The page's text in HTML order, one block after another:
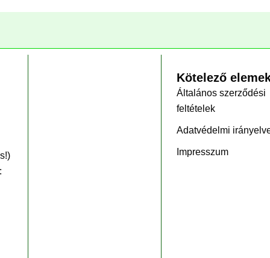
Kötelező
Általános szerződési
feltételek
Adatvédelmi
Impresszum